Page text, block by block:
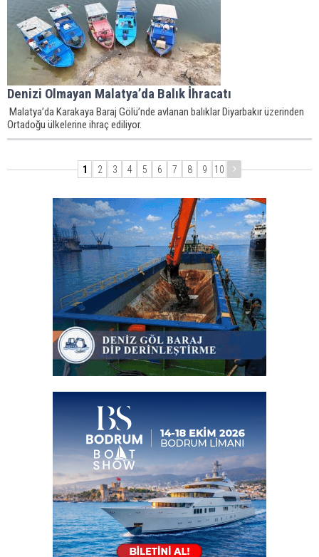
Denizi Olmayan Malatya’da Balık İhracatı
Malatya’da Karakaya Baraj Gölü’nde avlanan balıklar Diyarbakır üzerinden
Ortadoğu ülkelerine ihraç ediliyor.
1 2 3 4 5 6 7 8 9 10